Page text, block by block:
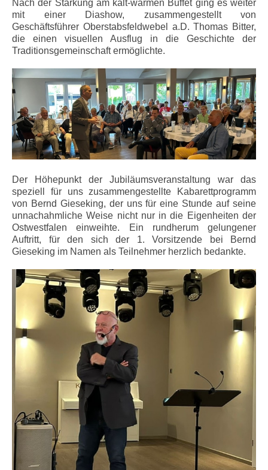
Nach der Stärkung am kalt-warmen Buffet ging es weiter
mit einer Diashow, zusammengestellt von
Geschäftsführer Oberstabsfeldwebel a.D. Thomas Bitter,
die einen visuellen Ausflug in die Geschichte der
Traditionsgemeinschaft ermöglichte.
Der Höhepunkt der Jubiläumsveranstaltung war das
speziell für uns zusammengestellte Kabarettprogramm
von Bernd Gieseking, der uns für eine Stunde auf seine
unnachahmliche Weise nicht nur in die Eigenheiten der
Ostwestfalen einweihte. Ein rundherum gelungener
Auftritt, für den sich der 1. Vorsitzende bei Bernd
Gieseking im Namen als Teilnehmer herzlich bedankte.